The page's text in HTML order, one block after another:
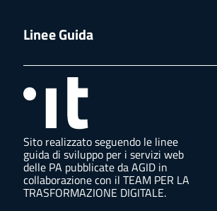
Linee Guida
Sito realizzato seguendo le linee
guida di sviluppo per i servizi web
delle PA pubblicate da AGID in
collaborazione con il TEAM PER LA
TRASFORMAZIONE DIGITALE.